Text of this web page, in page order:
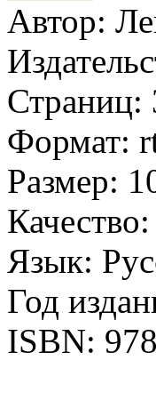
Автор:
Страниц:
Формат:
Размер:
Качество:
Язык:
Год
ISBN: